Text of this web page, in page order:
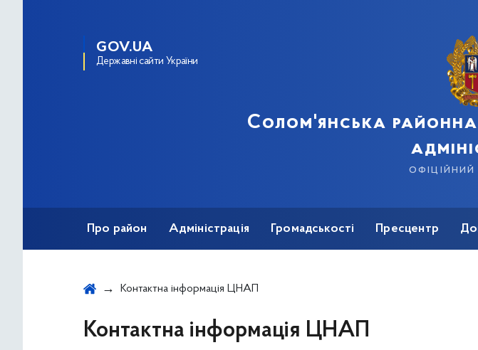
GOV.UA
Державні сайти України
Солом'янська районна
Про район Адміністрація Громадськості Пресцентр
Контактна інформація ЦНАП
Контактна інформація ЦНАП